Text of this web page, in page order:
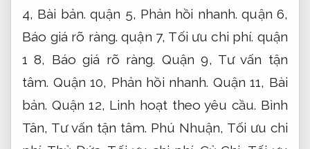
4, Bài bản. quận 5, Phản hồi nhanh. quận 6,
Báo giá rõ ràng. quận 7, Tối ưu chi phí. quận
1 8, Báo giá rõ ràng. Quận 9, Tư vấn tận
tâm. Quận 10, Phản hồi nhanh. Quận 11, Bài
bản. Quận 12, Linh hoạt theo yêu cầu. Bình
Tân, Tư vấn tận tâm. Phú Nhuận, Tối ưu chi